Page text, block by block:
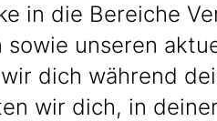
in die Bereiche
unseren
dich während
wir dich, in